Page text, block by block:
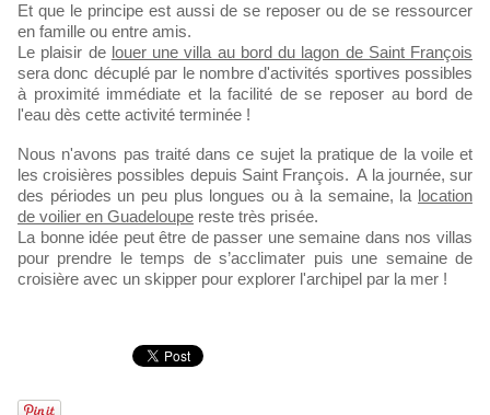
Et que le principe est aussi de se reposer ou de se ressourcer
en famille ou entre amis.
Le plaisir de louer une villa au bord du lagon de Saint François
sera donc décuplé par le nombre d'activités sportives possibles
à proximité immédiate et la facilité de se reposer au bord de
l'eau dès cette activité terminée !
Nous n'avons pas traité dans ce sujet la pratique de la voile et
les croisières possibles depuis Saint François. A la journée, sur
des périodes un peu plus longues ou à la semaine, la location
de voilier en Guadeloupe reste très prisée.
La bonne idée peut être de passer une semaine dans nos villas
pour prendre le temps de s’acclimater puis une semaine de
croisière avec un skipper pour explorer l'archipel par la mer !